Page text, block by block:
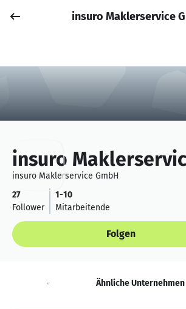
insuro Maklerservice
insuro
insuro Maklerservice GmbH
27
Follower
1-10
Mitarbeitende
Folgen
Neuigkeiten Ähnliche Unternehmen